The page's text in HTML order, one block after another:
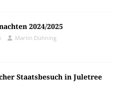
2024/2025
Martin Dühning
Staatsbesuch in Juletree